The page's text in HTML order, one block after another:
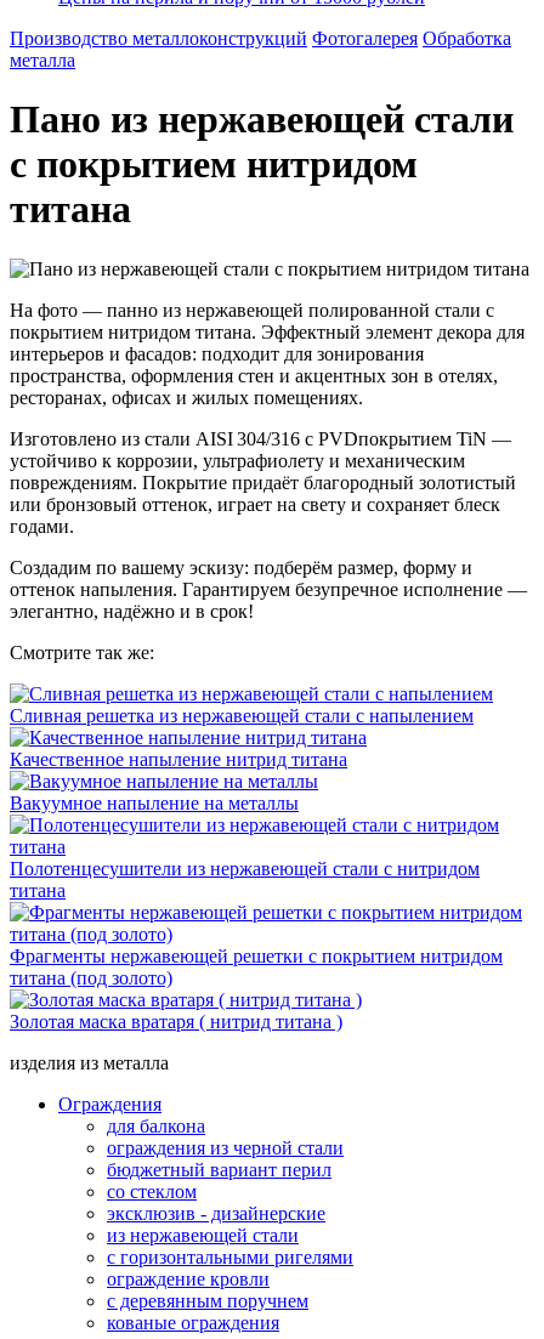
Производство металлоконструкций Фотогалерея Обработка
металла
Пано из нержавеющей стали
с покрытием нитридом
титана
На фото — панно из нержавеющей полированной стали с
покрытием нитридом титана. Эффектный элемент декора для
интерьеров и фасадов: подходит для зонирования
пространства, оформления стен и акцентных зон в отелях,
ресторанах, офисах и жилых помещениях.
Изготовлено из стали AISI 304/316 с PVDпокрытием TiN —
устойчиво к коррозии, ультрафиолету и механическим
повреждениям. Покрытие придаёт благородный золотистый
или бронзовый оттенок, играет на свету и сохраняет блеск
годами.
Создадим по вашему эскизу: подберём размер, форму и
оттенок напыления. Гарантируем безупречное исполнение —
элегантно, надёжно и в срок!
Смотрите так же:
Сливная решетка из нержавеющей стали с напылением
Качественное напыление нитрид титана
Вакуумное напыление на металлы
Полотенцесушители из нержавеющей стали с нитридом
титана
Фрагменты нержавеющей решетки с покрытием нитридом
титана (под золото)
Золотая маска вратаря ( нитрид титана )
изделия из металла
Ограждения
для балкона
ограждения из черной стали
бюджетный вариант перил
со стеклом
эксклюзив - дизайнерские
из нержавеющей стали
с горизонтальными ригелями
ограждение кровли
с деревянным поручнем
кованые ограждения